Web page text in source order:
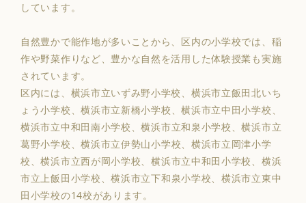
しています。
自然豊かで能作地が多いことから、区内の小学校では、稲
作や野菜作りなど、豊かな自然を活用した体験授業も実施
されています。
区内には、横浜市立いずみ野小学校、 横浜市立飯田北いち
ょう小学校、横浜市立新橋小学校、横浜市立中田小学校、
横浜市立中和田南小学校、横浜市立和泉小学校 、横浜市立
葛野小学校、横浜市立伊勢山小学校、 横浜市立岡津小学
校、横浜市立西が岡小学校、横浜市立中和田小学校、 横浜
市立上飯田小学校、横浜市立下和泉小学校、横浜市立東中
田小学校の14校があります。